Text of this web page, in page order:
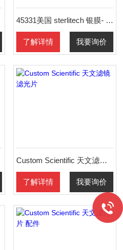
45331美国 sterlitech 银膜- 5 µm 25 mm 滤膜
了解详情 我要询价
Custom Scientific 天文滤镜 滤光片
了解详情 我要询价